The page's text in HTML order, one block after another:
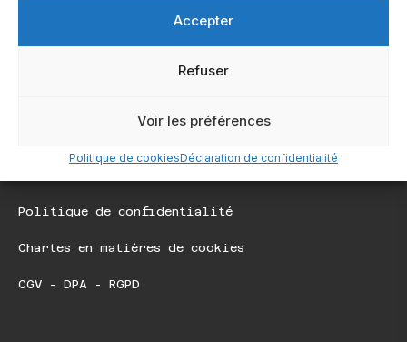
Accepter
Refuser
Voir les préférences
Politique de cookiesDéclaration de confidentialité
Politique de confidentialité
Chartes en matières de cookies
CGV - DPA - RGPD